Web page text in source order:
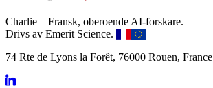
Charlie – Fransk, oberoende AI-forskare.
Drivs av Emerit Science.
74 Rte de Lyons la Forêt, 76000 Rouen, France